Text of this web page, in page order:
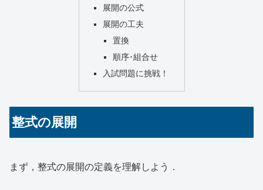
展開の公式
展開の工夫
置換
順序･組合せ
入試問題に挑戦！
整式の展開
まず，整式の展開の定義を理解しよう．